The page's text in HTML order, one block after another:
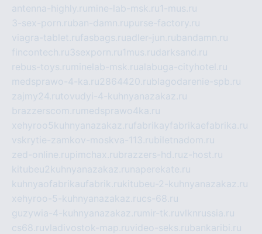
antenna-highly.ru mine-lab-msk.ru1-mus.ru
3-sex-porn.ruban-damn.rupurse-factory.ru
viagra-tablet.rufasbags.ruadler-jun.rubandamn.ru
fincontech.ru3sexporn.ru1mus.rudarksand.ru
rebus-toys.ru minelab-msk.rualabuga-cityhotel.ru
medsprawo-4-ka.ru2864420.rublagodarenie-spb.ru
zajmy24.rutovudyi-4-kuhnyanazakaz.ru
brazzerscom.ru medsprawo4ka.ru
xehyroo5kuhnyanazakaz.rufabrikayfabrikaefabrika.ru
vskrytie-zamkov-moskva-113.rubiletnadom.ru
zed-online.rupimchax.rubrazzers-hd.ruz-host.ru
kitubeu2kuhnyanazakaz.ru naperekate.ru
kuhnyaofabrikaufabrik.rukitubeu-2-kuhnyanazakaz.ru
xehyroo-5-kuhnyanazakaz.rucs-68.ru
guzywia-4-kuhnyanazakaz.ru mir-tk.ruvlknrussia.ru
cs68.ruvladivostok-map.ruvideo-seks.rubankaribi.ru